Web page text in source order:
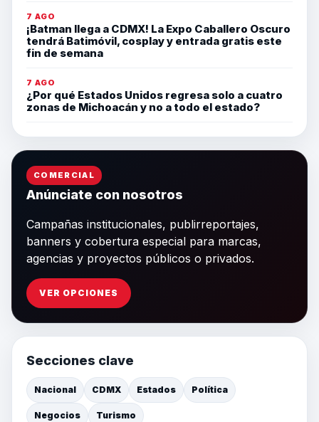
7 AGO
¡Batman llega a CDMX! La Expo Caballero Oscuro
tendrá Batimóvil, cosplay y entrada gratis este
fin de semana
7 AGO
¿Por qué Estados Unidos regresa solo a cuatro
zonas de Michoacán y no a todo el estado?
COMERCIAL
Anúnciate con nosotros
Campañas institucionales, publirreportajes,
banners y cobertura especial para marcas,
agencias y proyectos públicos o privados.
VER OPCIONES
Secciones clave
Nacional CDMX Estados Política
Negocios Turismo